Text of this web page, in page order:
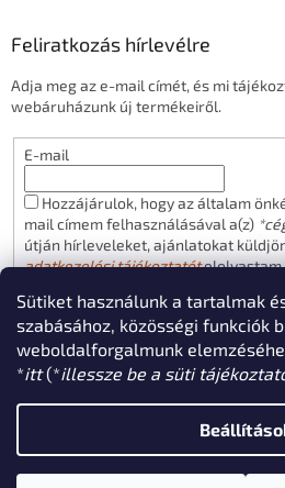
Sütiket használunk a tartalmak
szabásához, közösségi funkciók
weboldalforgalmunk
*itt(*illessze be a süti
Feliratkozás hírlevélre
Adja meg az e-mail címét, és mi
webáruházunk új termékeiről.
E-mail
Hozzájárulok, hogy az általam
mail címem felhasználásával a(z)
útján hírleveleket, ajánlatokat
adatkezelési tájékoztatót
FELIRATKOZÁS
solyo.hu webáruház